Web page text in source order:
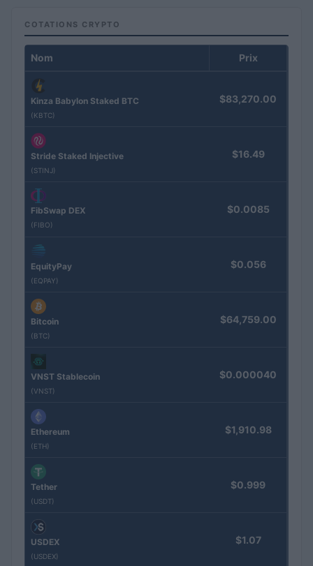
COTATIONS CRYPTO
Nom Prix
Kinza Babylon Staked BTC
(KBTC)
$83,270.00
Stride Staked Injective
(STINJ)
$16.49
FibSwap DEX
(FIBO)
$0.0085
EquityPay
(EQPAY)
$0.056
Bitcoin
(BTC)
$64,759.00
VNST Stablecoin
(VNST)
$0.000040
Ethereum
(ETH)
$1,910.98
Tether
(USDT)
$0.999
USDEX
(USDEX)
$1.07